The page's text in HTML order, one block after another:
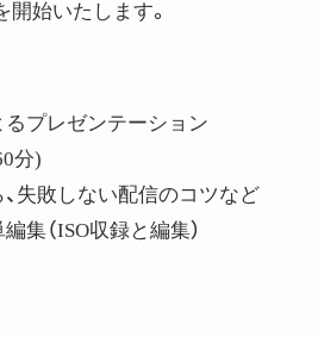
始いたします。
るプレゼンテーション
分)
失敗しない配信のコツなど
（ISO収録と編集）